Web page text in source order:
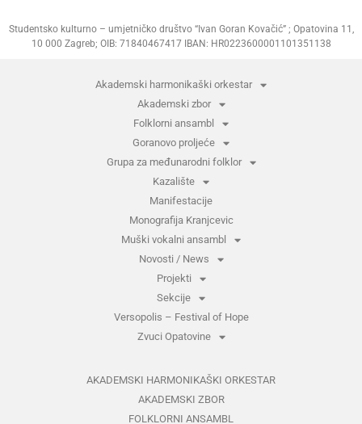
Studentsko kulturno – umjetničko društvo “Ivan Goran Kovačić” ; Opatovina 11,
10 000 Zagreb; OIB: 71840467417 IBAN: HR0223600001101351138
Akademski harmonikaški orkestar
Akademski zbor
Folklorni ansambl
Goranovo proljeće
Grupa za međunarodni folklor
Kazalište
Manifestacije
Monografija Kranjcevic
Muški vokalni ansambl
Novosti / News
Projekti
Sekcije
Versopolis – Festival of Hope
Zvuci Opatovine
AKADEMSKI HARMONIKAŠKI ORKESTAR
AKADEMSKI ZBOR
FOLKLORNI ANSAMBL